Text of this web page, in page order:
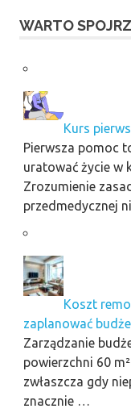
WARTO
Kurs
Pierwsza pomoc
uratować życie w
Zrozumienie
przedmedycznej
Koszt
zaplanować
Zarządzanie
powierzchni 60
zwłaszcza gdy
znacznie …